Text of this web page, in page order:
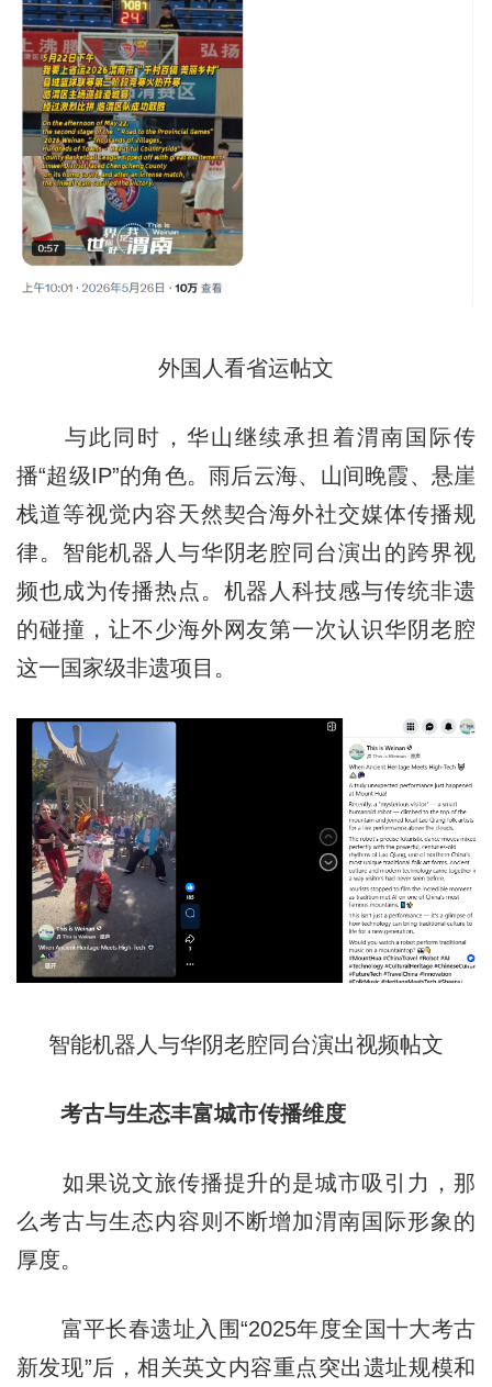
外国人看省运帖文
与此同时，华山继续承担着渭南国际传
播“超级IP”的角色。雨后云海、山间晚霞、悬崖
栈道等视觉内容天然契合海外社交媒体传播规
律。智能机器人与华阴老腔同台演出的跨界视
频也成为传播热点。机器人科技感与传统非遗
的碰撞，让不少海外网友第一次认识华阴老腔
这一国家级非遗项目。
智能机器人与华阴老腔同台演出视频帖文
考古与生态丰富城市传播维度
如果说文旅传播提升的是城市吸引力，那
么考古与生态内容则不断增加渭南国际形象的
厚度。
富平长春遗址入围“2025年度全国十大考古
新发现”后，相关英文内容重点突出遗址规模和